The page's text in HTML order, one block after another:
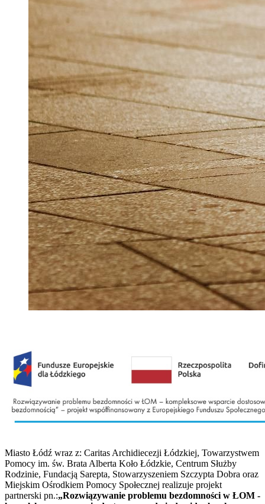
Miasto Łódź wraz z: Caritas Archidiecezji Łódzkiej, Towarzystwem
Pomocy im. św. Brata Alberta Koło Łódzkie, Centrum Służby
Rodzinie, Fundacją Sarepta, Stowarzyszeniem Szczypta Dobra oraz
Miejskim Ośrodkiem Pomocy Społecznej realizuje projekt
partnerski pn.:„Rozwiązywanie problemu bezdomności w ŁOM -